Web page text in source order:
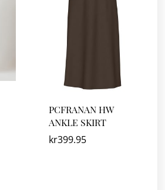
PCFRANAN HW
ANKLE SKIRT
kr399.95